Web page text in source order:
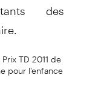
des
TD 2011 de
pour l'enfance